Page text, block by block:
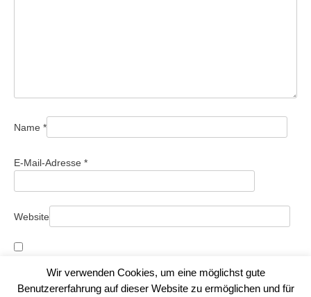
Name *
E-Mail-Adresse *
Website
Name, E-Mail-Adresse und Website in diesem Browser für
meinen nächsten Kommentar speichern.
Wir verwenden Cookies, um eine möglichst gute
Benutzererfahrung auf dieser Website zu ermöglichen und für